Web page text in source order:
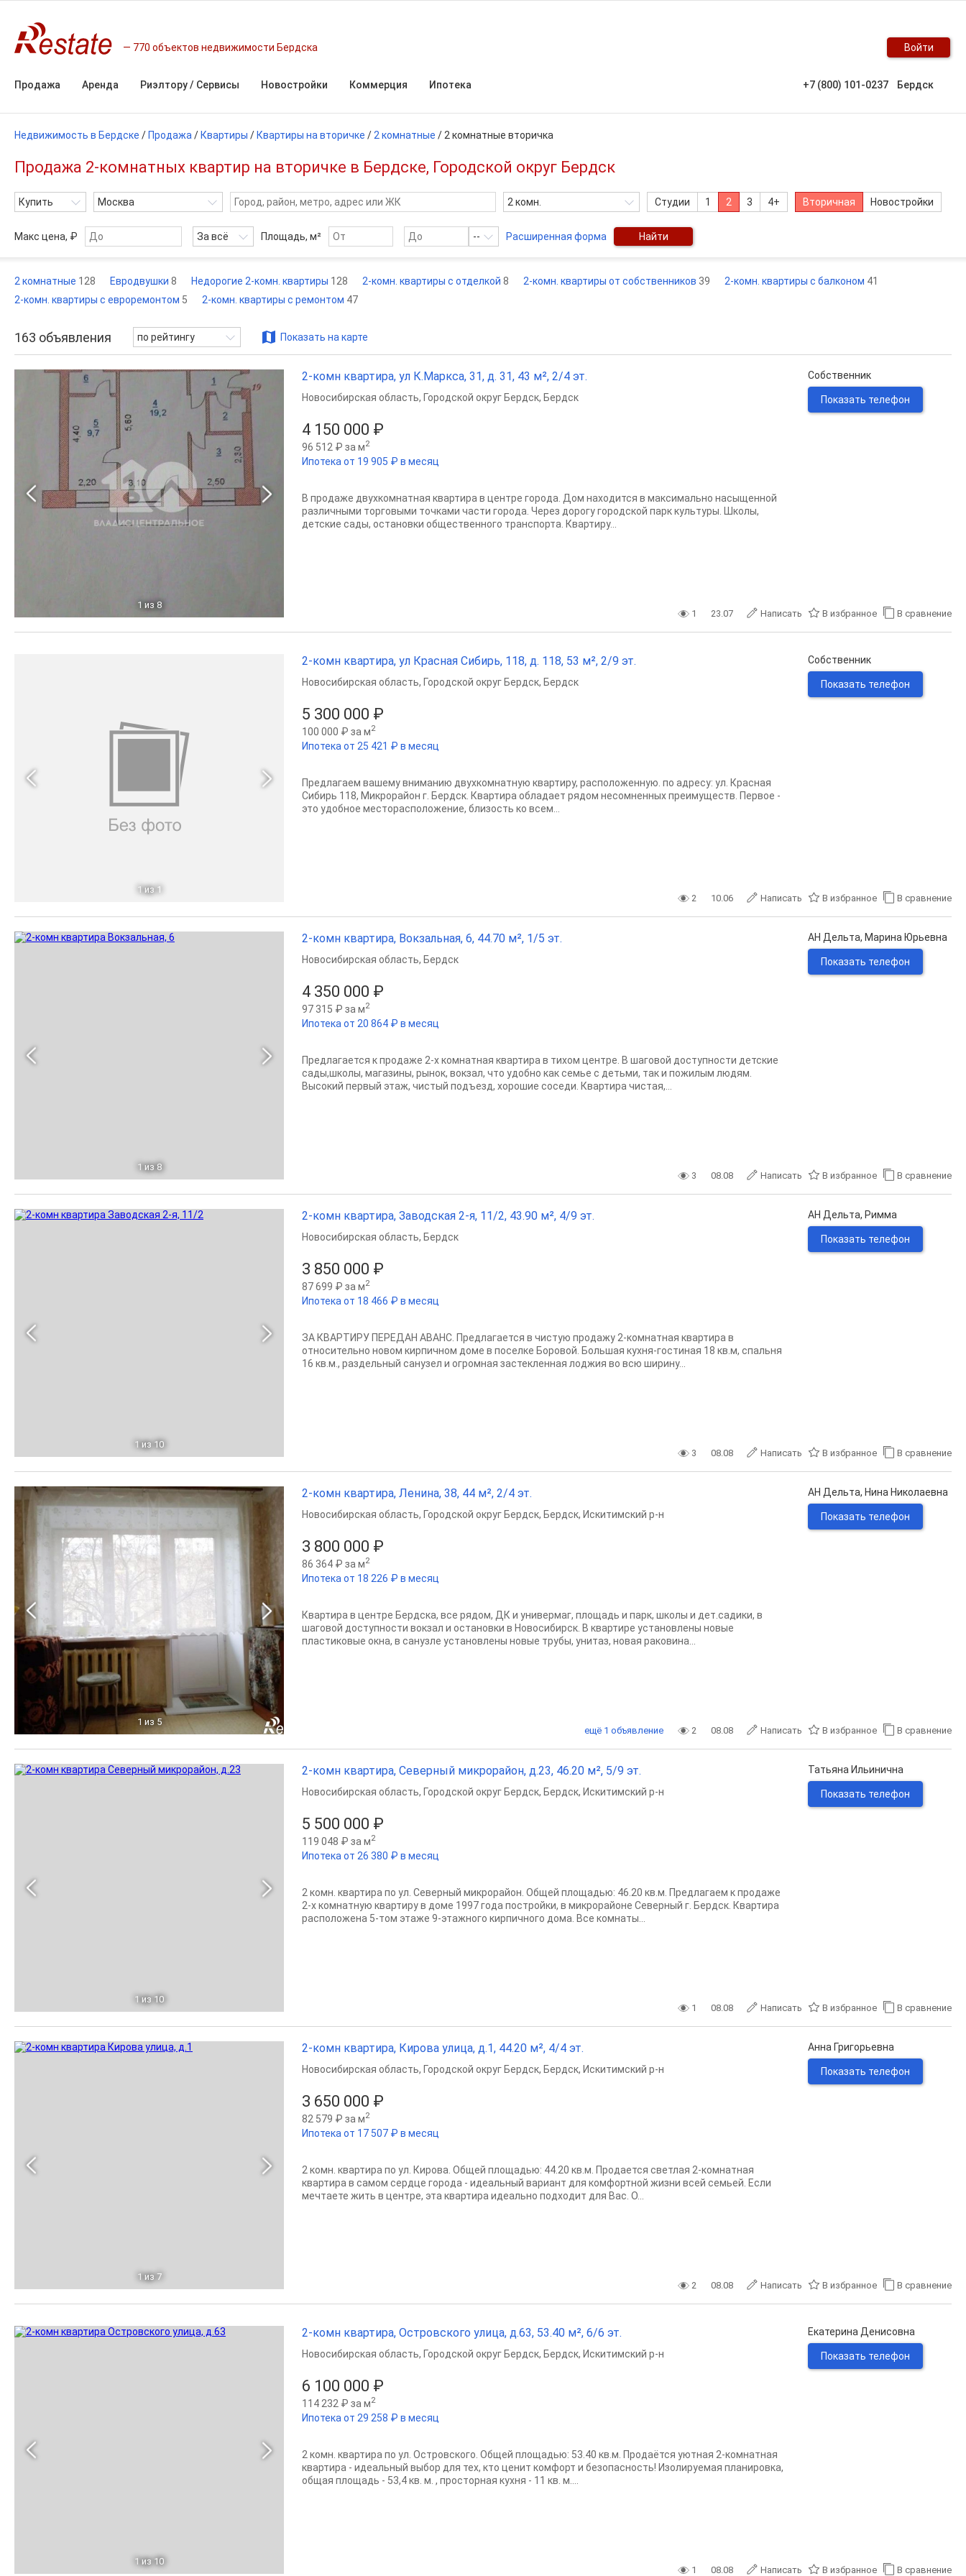
770 объектов недвижимости Бердска Войти
Продажа Аренда Риэлтору / Сервисы Новостройки Коммерция Ипотека +7 (800) 101-0237 Бердск
Недвижимость в Бердске / Продажа / Квартиры / Квартиры на вторичке / 2 комнатные / 2 комнатные вторичка
Продажа 2-комнатных квартир на вторичке в Бердске, Городской округ Бердск
Купить Москва 2 комн. Студии 1 2 3 4+ Вторичная Новостройки
Макс цена, ₽ За всё Площадь, м² -- Расширенная форма Найти
2 комнатные 128 Евродвушки 8 Недорогие 2-комн. квартиры 128 2-комн. квартиры с отделкой 8 2-комн. квартиры от собственников 39 2-комн. квартиры с балконом 41
2-комн. квартиры с евроремонтом 5 2-комн. квартиры с ремонтом 47
163 объявления по рейтингу Показать на карте
1 из 8
2-комн квартира, ул К.Маркса, 31, д. 31, 43 м², 2/4 эт.
4 150 000 ₽
96 512 ₽ за м2
Ипотека от 19 905 ₽ в месяц
Новосибирская область, Городской округ Бердск, Бердск
В продаже двухкомнатная квартира в центре города. Дом находится в максимально насыщенной
различными торговыми точками части города. Через дорогу городской парк культуры. Школы,
детские сады, остановки общественного транспорта. Квартиру...
Собственник
Показать телефон
1 23.07 Написать В избранное В сравнение
1 из 1
2-комн квартира, ул Красная Сибирь, 118, д. 118, 53 м², 2/9 эт.
5 300 000 ₽
100 000 ₽ за м2
Ипотека от 25 421 ₽ в месяц
Новосибирская область, Городской округ Бердск, Бердск
Предлагаем вашему вниманию двухкомнатную квартиру, расположенную. по адресу: ул. Красная
Сибирь 118, Микрорайон г. Бердск. Квартира обладает рядом несомненных преимуществ. Первое -
это удобное месторасположение, близость ко всем...
Собственник
Показать телефон
2 10.06 Написать В избранное В сравнение
1 из 8
2-комн квартира, Вокзальная, 6, 44.70 м², 1/5 эт.
4 350 000 ₽
97 315 ₽ за м2
Ипотека от 20 864 ₽ в месяц
Новосибирская область, Бердск
Предлагается к продаже 2-х комнатная квартира в тихом центре. В шаговой доступности детские
сады,школы, магазины, рынок, вокзал, что удобно как семье с детьми, так и пожилым людям.
Высокий первый этаж, чистый подъезд, хорошие соседи. Квартира чистая,...
АН Дельта, Марина Юрьевна
Показать телефон
3 08.08 Написать В избранное В сравнение
1 из 10
2-комн квартира, Заводская 2-я, 11/2, 43.90 м², 4/9 эт.
3 850 000 ₽
87 699 ₽ за м2
Ипотека от 18 466 ₽ в месяц
Новосибирская область, Бердск
ЗА КВАРТИРУ ПЕРЕДАН АВАНС. Предлагается в чистую продажу 2-комнатная квартира в
относительно новом кирпичном доме в поселке Боровой. Большая кухня-гостиная 18 кв.м, спальня
16 кв.м., раздельный санузел и огромная застекленная лоджия во всю ширину...
АН Дельта, Римма
Показать телефон
3 08.08 Написать В избранное В сравнение
1 из 5
2-комн квартира, Ленина, 38, 44 м², 2/4 эт.
3 800 000 ₽
86 364 ₽ за м2
Ипотека от 18 226 ₽ в месяц
Новосибирская область, Городской округ Бердск, Бердск, Искитимский р-н
Квартира в центре Бердска, все рядом, ДК и универмаг, площадь и парк, школы и дет.садики, в
шаговой доступности вокзал и остановки в Новосибирск. В квартире установлены новые
пластиковые окна, в санузле установлены новые трубы, унитаз, новая раковина...
АН Дельта, Нина Николаевна
Показать телефон
2 08.08 Написать В избранное В сравнение
ещё 1 объявление
1 из 10
2-комн квартира, Северный микрорайон, д.23, 46.20 м², 5/9 эт.
5 500 000 ₽
119 048 ₽ за м2
Ипотека от 26 380 ₽ в месяц
Новосибирская область, Городской округ Бердск, Бердск, Искитимский р-н
2 комн. квартира по ул. Северный микрорайон. Общей площадью: 46.20 кв.м. Предлагаем к продаже
2-х комнатную квартиру в доме 1997 года постройки, в микрорайоне Северный г. Бердск. Квартира
расположена 5-том этаже 9-этажного кирпичного дома. Все комнаты...
Татьяна Ильинична
Показать телефон
1 08.08 Написать В избранное В сравнение
1 из 7
2-комн квартира, Кирова улица, д.1, 44.20 м², 4/4 эт.
3 650 000 ₽
82 579 ₽ за м2
Ипотека от 17 507 ₽ в месяц
Новосибирская область, Городской округ Бердск, Бердск, Искитимский р-н
2 комн. квартира по ул. Кирова. Общей площадью: 44.20 кв.м. Продается светлая 2-комнатная
квартира в самом сердце города - идеальный вариант для комфортной жизни всей семьей. Если
мечтаете жить в центре, эта квартира идеально подходит для Вас. О...
Анна Григорьевна
Показать телефон
2 08.08 Написать В избранное В сравнение
1 из 10
2-комн квартира, Островского улица, д.63, 53.40 м², 6/6 эт.
6 100 000 ₽
114 232 ₽ за м2
Ипотека от 29 258 ₽ в месяц
Новосибирская область, Городской округ Бердск, Бердск, Искитимский р-н
2 комн. квартира по ул. Островского. Общей площадью: 53.40 кв.м. Продаётся уютная 2-комнатная
квартира - идеальный выбор для тех, кто ценит комфорт и безопасность! Изолируемая планировка,
общая площадь - 53,4 кв. м. , просторная кухня - 11 кв. м....
Екатерина Денисовна
Показать телефон
1 08.08 Написать В избранное В сравнение